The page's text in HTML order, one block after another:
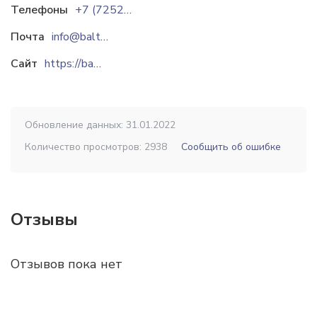
Телефоны
+7 (7252) 92-14-44
Почта
info@baltekstil.kz
Сайт
https://baltekstil.kz
Обновление данных: 31.01.2022
Количество просмотров: 2938
Сообщить об ошибке
Отзывы
Отзывов пока нет